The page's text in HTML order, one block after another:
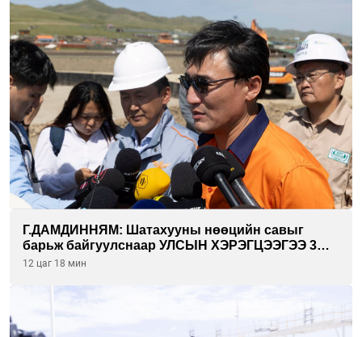
Г.ДАМДИННЯМ: Шатахууны нөөцийн савыг
барьж байгуулснаар УЛСЫН ХЭРЭГЦЭЭГЭЭ 3
САРААР НӨӨЦЛӨДӨГ болно
12 цаг 18 мин